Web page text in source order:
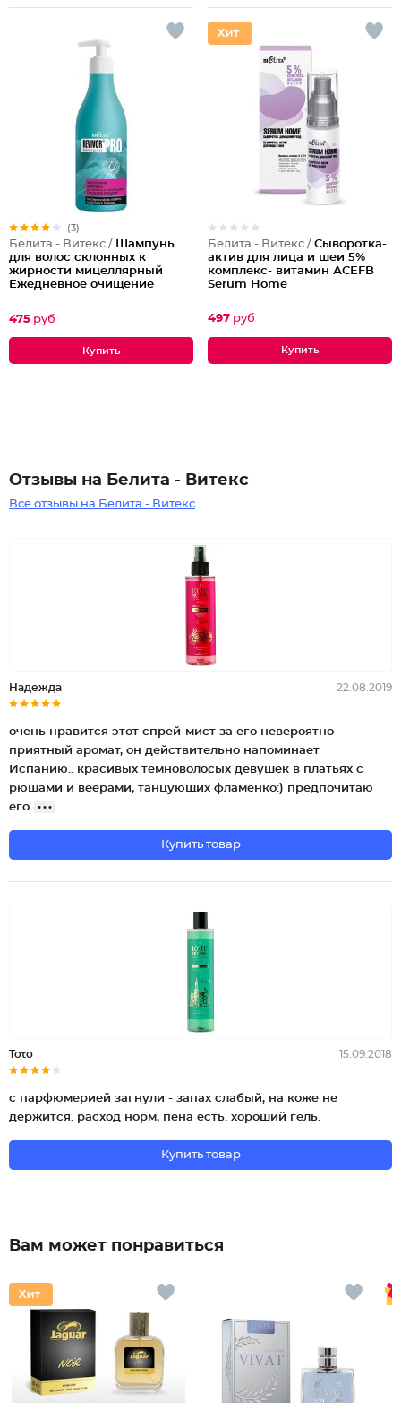
(3)
Белита - Витекс / Шампунь
для волос склонных к
жирности мицеллярный
Ежедневное очищение
475 руб
Белита - Витекс / Сыворотка-
актив для лица и шеи 5%
комплекс- витамин АСЕFB
Serum Home
497 руб
Отзывы на Белита - Витекс
Все отзывы на Белита - Витекс
Надежда 22.08.2019
очень нравится этот спрей-мист за его невероятно
приятный аромат, он действительно напоминает
Испанию.. красивых темноволосых девушек в платьях с
рюшами и веерами, танцующих фламенко:) предпочитаю
его
Купить товар
Toto 15.09.2018
с парфюмерией загнули - запах слабый, на коже не
держится. расход норм, пена есть. хороший гель.
Купить товар
Вам может понравиться